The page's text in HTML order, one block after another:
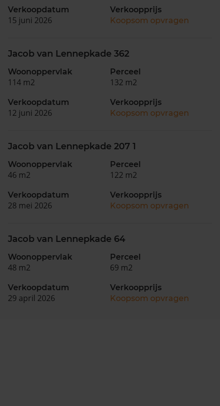
Verkoopdatum
15 juni 2026
Verkoopprijs
Koopsom opvragen
Jacob van Lennepkade 362
Woonoppervlak
114 m2
Perceel
132 m2
Verkoopdatum
12 juni 2026
Verkoopprijs
Koopsom opvragen
Jacob van Lennepkade 207 1
Woonoppervlak
46 m2
Perceel
122 m2
Verkoopdatum
28 mei 2026
Verkoopprijs
Koopsom opvragen
Jacob van Lennepkade 64
Woonoppervlak
48 m2
Perceel
69 m2
Verkoopdatum
29 april 2026
Verkoopprijs
Koopsom opvragen